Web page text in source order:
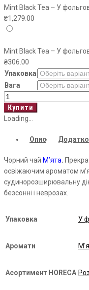
Mint Black Tea – У
₴1,279.00
Mint Black Tea – У
₴306.00
Упаковка
Вага
Mint
Black
Tea
Купити
Loading...
Опис
Чорний чай М’ята.
освіжаючим ароматом
судинорозширювальну
безсонні і неврозах.
Упаковка У
Аромати
Асортимент HORECA